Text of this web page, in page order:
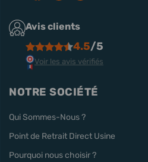
Avis clients
4.5/5
Voir les avis vérifiés
NOTRE SOCIÉTÉ
Qui Sommes-Nous ?
Point de Retrait Direct Usine
Pourquoi nous choisir ?